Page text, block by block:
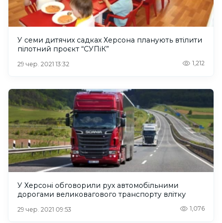
У семи дитячих садках Херсона планують втілити
пілотний проєкт “СУПіК”
29 чер. 2021 13:32 1,212
У Херсоні обговорили рух автомобільними
дорогами великовагового транспорту влітку
29 чер. 2021 09:53 1,076